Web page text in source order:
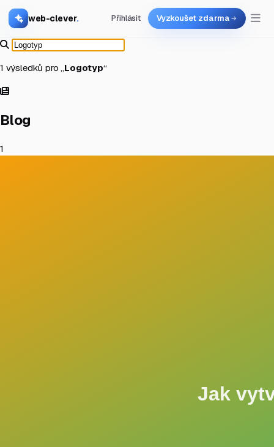
web-clever. Přihlásit Vyzkoušet zdarma
1 výsledků pro „Logotyp“
Blog
1